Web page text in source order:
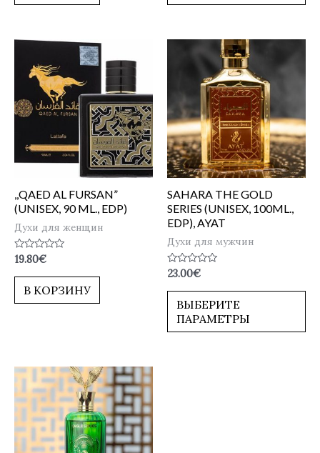
,,QAED AL FURSAN”
(UNISEX, 90 ML., EDP)
Духи для женщин
Оценка
из
19.80€
В КОРЗИНУ
SAHARA THE GOLD
SERIES (UNISEX, 100ML.,
EDP), AYAT
Духи для мужчин
Оценка
из
23.00€
ВЫБЕРИТЕ
ПАРАМЕТРЫ